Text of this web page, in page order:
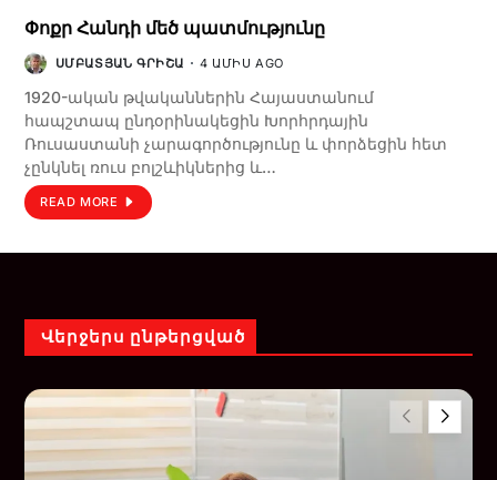
Փոքր Հանդի մեծ պատմությունը
ՍՄԲԱՏՅԱՆ ԳՐԻՇԱ 4 ԱՄԻՍ AGO
1920-ական թվականներին Հայաստանում
հապշտապ ընդօրինակեցին Խորհրդային
Ռուսաստանի չարագործությունը և փորձեցին հետ
չընկնել ռուս բոլշևիկներից և…
READ MORE
Վերջերս ընթերցված